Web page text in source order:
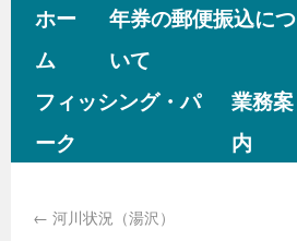
ホー
ム
年券の郵便振込につ
いて
フィッシング・パ
ーク
業務案
内
← 河川状況（湯沢）